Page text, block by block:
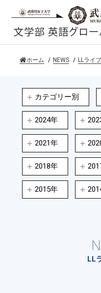
ホーム NEWS LLライ
カテゴリー別
2024年
2021年
2018年
2015年
LL